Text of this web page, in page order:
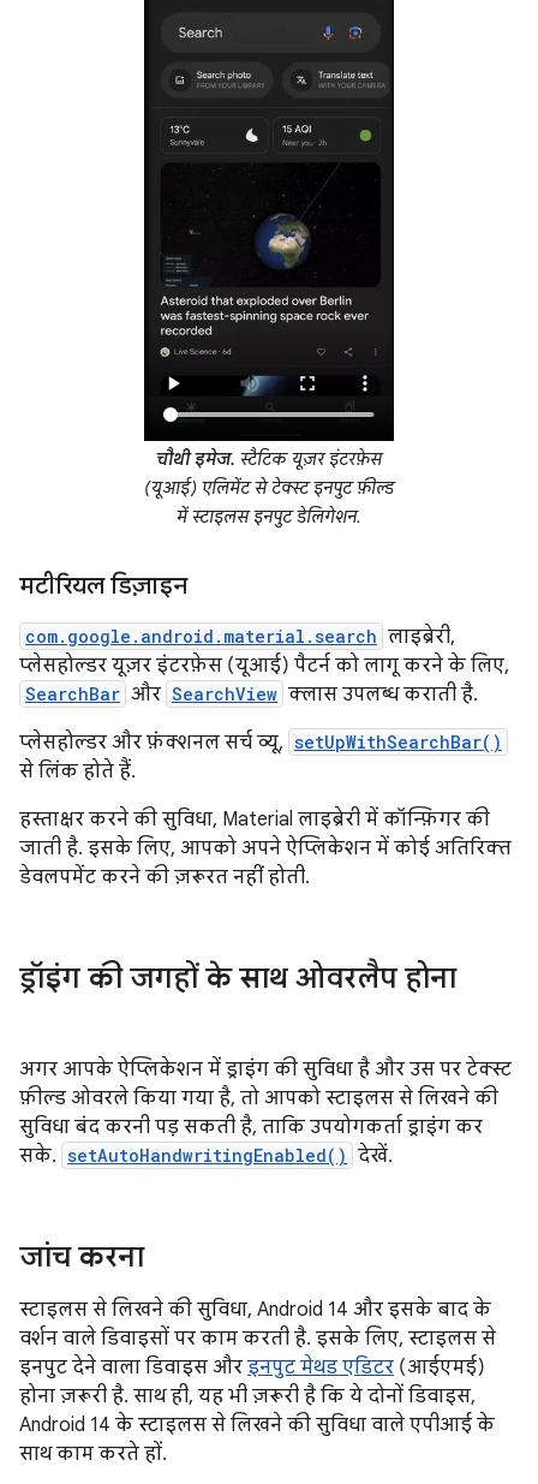
चौथी इमेज. स्टैटिक यूज़र इंटरफ़ेस
(यूआई) एलिमेंट से टेक्स्ट इनपुट फ़ील्ड
में स्टाइलस इनपुट डेलिगेशन.
मटीरियल डिज़ाइन
com.google.android.material.search लाइब्रेरी,
प्लेसहोल्डर यूज़र इंटरफ़ेस (यूआई) पैटर्न को लागू करने के लिए,
SearchBar और SearchView क्लास उपलब्ध कराती है.
प्लेसहोल्डर और फ़ंक्शनल सर्च व्यू, setUpWithSearchBar()
से लिंक होते हैं.
हस्ताक्षर करने की सुविधा, Material लाइब्रेरी में कॉन्फ़िगर की
जाती है. इसके लिए, आपको अपने ऐप्लिकेशन में कोई अतिरिक्त
डेवलपमेंट करने की ज़रूरत नहीं होती.
ड्रॉइंग की जगहों के साथ ओवरलैप होना
अगर आपके ऐप्लिकेशन में ड्राइंग की सुविधा है और उस पर टेक्स्ट
फ़ील्ड ओवरले किया गया है, तो आपको स्टाइलस से लिखने की
सुविधा बंद करनी पड़ सकती है, ताकि उपयोगकर्ता ड्राइंग कर
सके. setAutoHandwritingEnabled() देखें.
जांच करना
स्टाइलस से लिखने की सुविधा, Android 14 और इसके बाद के
वर्शन वाले डिवाइसों पर काम करती है. इसके लिए, स्टाइलस से
इनपुट देने वाला डिवाइस और इनपुट मेथड एडिटर (आईएमई)
होना ज़रूरी है. साथ ही, यह भी ज़रूरी है कि ये दोनों डिवाइस,
Android 14 के स्टाइलस से लिखने की सुविधा वाले एपीआई के
साथ काम करते हों.